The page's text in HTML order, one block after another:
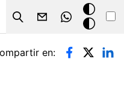
Search
Modo
oscuro
en: